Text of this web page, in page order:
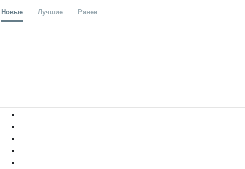
Новые Лучшие Ранее